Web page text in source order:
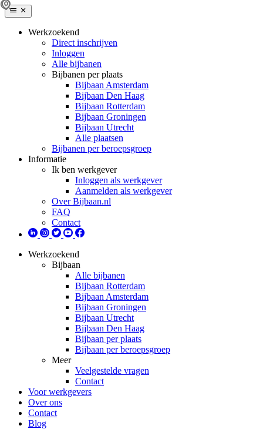
Werkzoekend
Direct inschrijven
Inloggen
Alle bijbanen
Bijbanen per plaats
Bijbaan Amsterdam
Bijbaan Den Haag
Bijbaan Rotterdam
Bijbaan Groningen
Bijbaan Utrecht
Alle plaatsen
Bijbanen per beroepsgroep
Informatie
Ik ben werkgever
Inloggen als werkgever
Aanmelden als werkgever
Over Bijbaan.nl
FAQ
Contact
Werkzoekend
Bijbaan
Alle bijbanen
Bijbaan Rotterdam
Bijbaan Amsterdam
Bijbaan Groningen
Bijbaan Utrecht
Bijbaan Den Haag
Bijbaan per plaats
Bijbaan per beroepsgroep
Meer
Veelgestelde vragen
Contact
Voor werkgevers
Over ons
Contact
Blog